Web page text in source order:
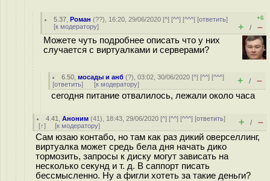
5.37 ,Роман (??), 16:20, 29/06/2020 [^] [^^] [^^^] [ответить]
[к модератору]
+6
+ / –
Можете чуть подробнее описать что у них
случается с виртуалками и серверами?
6.50 ,мосады и анб (?), 03:02, 30/06/2020 [^] [^^] [^^^]
[ответить] [к модератору] + / –
сегодня питание отвалилось, лежали около часа
4.41 ,Аноним (41), 18:43, 29/06/2020 [^] [^^] [^^^] [ответить]
[↑] [к модератору] + / –
Сам юзаю контабо, но там как раз дикий оверселлинг,
виртуалка может средь бела дня начать дико
тормозить, запросы к диску могут зависать на
несколько секунд и т. д. В саппорт писать
бессмысленно. Ну а фигли хотеть за такие деньги?